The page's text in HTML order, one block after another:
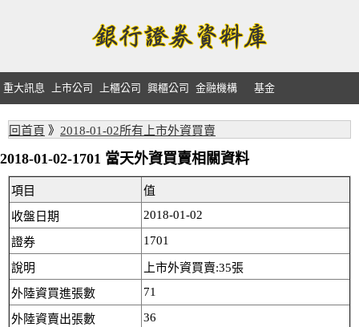
重大訊息 上市公司 上櫃公司 興櫃公司 金融機構 基金
回首頁 》 2018-01-02所有上市外資買賣
2018-01-02-1701 當天外資買賣相關資料
項目
值
收盤日期
2018-01-02
證券 1701
說明
上市外資買賣:35張
外陸資買進張數
71
外陸資賣出張數 36